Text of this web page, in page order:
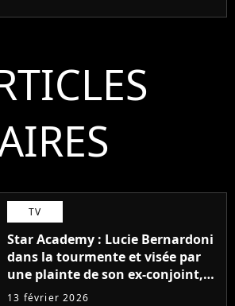
TV
Star Academy : Lucie Bernardoni
dans la tourmente et visée par
une plainte de son ex-conjoint,
ce que l'on sait
13 février 2026